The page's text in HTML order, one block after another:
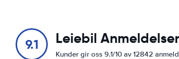
9.1 Leiebil Anmeldelser
Kunder gir oss 9.1/10 av 12842